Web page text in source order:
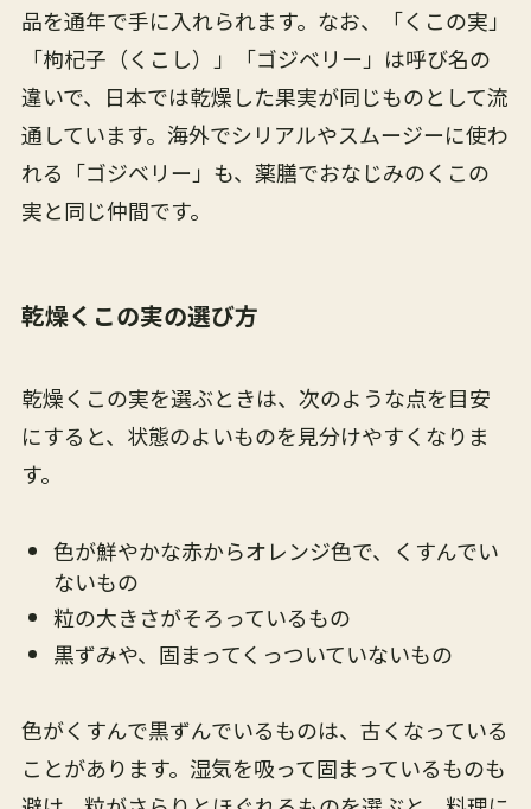
品を通年で手に入れられます。なお、「くこの実」
「枸杞子（くこし）」「ゴジベリー」は呼び名の
違いで、日本では乾燥した果実が同じものとして流
通しています。海外でシリアルやスムージーに使わ
れる「ゴジベリー」も、薬膳でおなじみのくこの
実と同じ仲間です。
乾燥くこの実の選び方
乾燥くこの実を選ぶときは、次のような点を目安
にすると、状態のよいものを見分けやすくなりま
す。
色が鮮やかな赤からオレンジ色で、くすんでい
ないもの
粒の大きさがそろっているもの
黒ずみや、固まってくっついていないもの
色がくすんで黒ずんでいるものは、古くなっている
ことがあります。湿気を吸って固まっているものも